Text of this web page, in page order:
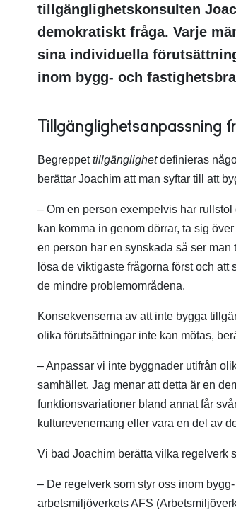
tillgänglighetskonsulten
demokratiskt fråga. Varje
sina individuella
inom bygg- och
Tillgänglighetsanpassning
Begreppettillgänglighetdefinieras
berättar Joachim att man syftar till att
– Om en person exempelvis har
kan komma in genom dörrar, ta sig
en person har en synskada så ser
lösa de viktigaste frågorna först och
de mindre problemområdena.
Konsekvenserna av att inte bygga
olika förutsättningar inte kan mötas,
– Anpassar vi inte byggnader utifrån
samhället. Jag menar att detta är en
funktionsvariationer bland annat får
kulturevenemang eller vara en del av
Vi bad Joachim berätta vilka regelverk
– De regelverk som styr oss inom
arbetsmiljöverkets AFS